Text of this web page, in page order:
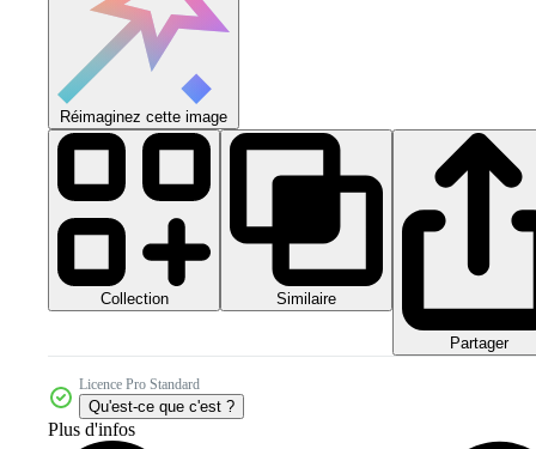
Réimaginez cette image
Collection Similaire
Partager
Licence Pro Standard
Qu'est-ce que c'est ?
Plus d'infos